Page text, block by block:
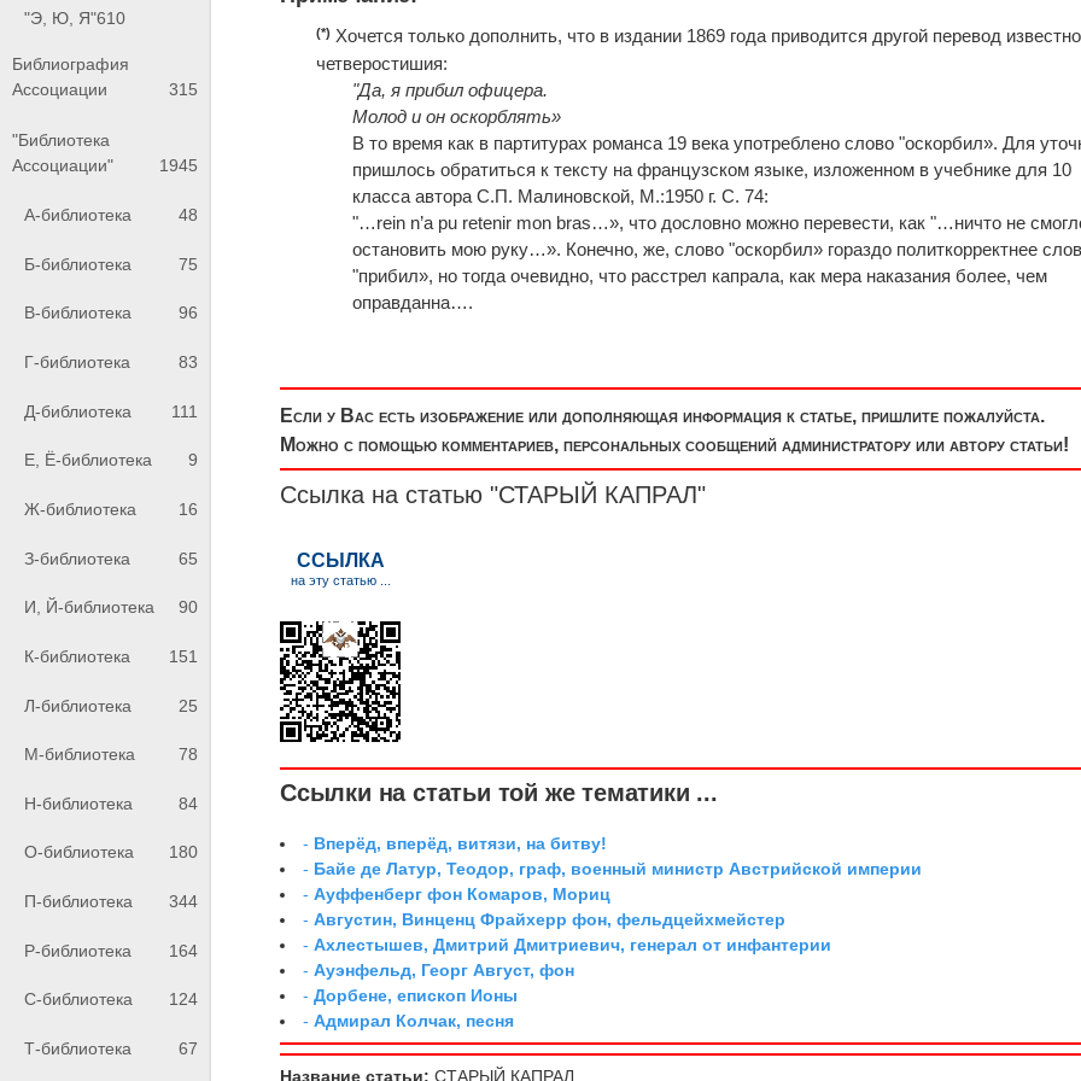
"Э, Ю, Я"610
Библиография
Ассоциации
315
"Библиотека
Ассоциации"
1945
А-библиотека 48
Б-библиотека 75
В-библиотека 96
Г-библиотека 83
Д-библиотека 111
Е, Ё-библиотека 9
Ж-библиотека 16
З-библиотека 65
И, Й-библиотека 90
К-библиотека 151
Л-библиотека 25
М-библиотека 78
Н-библиотека 84
О-библиотека 180
П-библиотека 344
Р-библиотека 164
С-библиотека 124
Т-библиотека 67
(*) Хочется только дополнить, что в издании 1869 года приводится другой перевод
четверостишия:
"Да, я прибил офицера.
Молод и он оскорблять»
В то время как в партитурах романса 19 века употреблено слово "оскорбил». Для
пришлось обратиться к тексту на французском языке, изложенном в учебнике для 10
класса автора С.П. Малиновской, М.:1950 г. С. 74:
"…rein n’a pu retenir mon bras…», что дословно можно перевести, как "…ничто не
остановить мою руку…». Конечно, же, слово "оскорбил» гораздо политкорректнее
"прибил», но тогда очевидно, что расстрел капрала, как мера наказания более, чем
оправданна….
Если у Вас есть изображение или дополняющая информация к статье, пришлите пожалуйста.
Можно с помощью комментариев, персональных сообщений администратору или автору статьи!
Ссылка на статью "СТАРЫЙ КАПРАЛ"
Ссылки на статьи той же тематики ...
- Вперёд, вперёд, витязи, на битву!
- Байе де Латур, Теодор, граф, военный министр Австрийской империи
-Ауффенберг фон Комаров, Мориц
-Августин, Винценц Фрайхерр фон, фельдцейхмейстер
-Ахлестышев, Дмитрий Дмитриевич, генерал от инфантерии
-Ауэнфельд, Георг Август, фон
-Дорбене, епископ Ионы
-Адмирал Колчак, песня
Название статьи: СТАРЫЙ КАПРАЛ